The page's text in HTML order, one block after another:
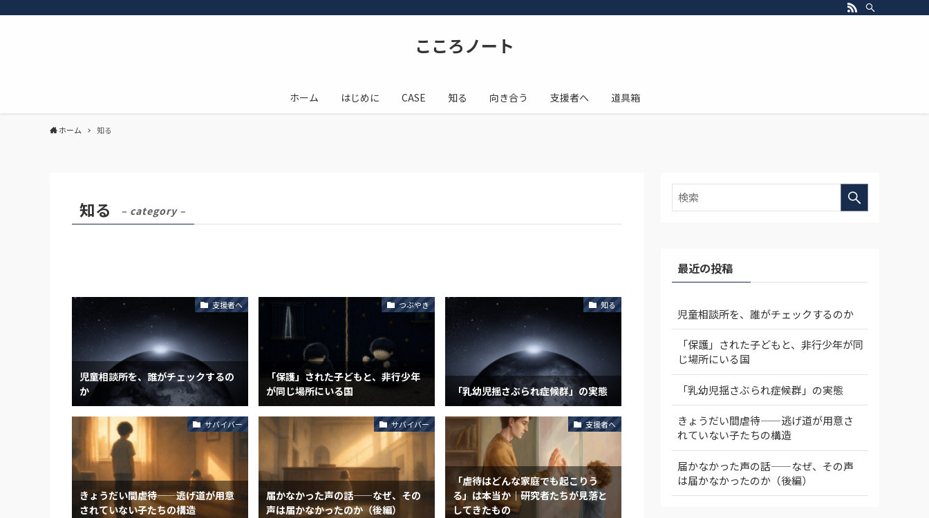
こころノート
ホーム はじめに CASE 知る 向き合う 支援者へ 道具箱
ホーム 知る
知る – category –
支援者へ
児童相談所を、誰がチェックするの
か
つぶやき
「保護」された子どもと、非行少年
が同じ場所にいる国
知る
「乳幼児揺さぶられ症候群」の実態
サバイバー
きょうだい間虐待——逃げ道が用意
されていない子たちの構造
サバイバー
届かなかった声の話——なぜ、その
声は届かなかったのか（後編）
支援者へ
「虐待はどんな家庭でも起こりう
る」は本当か｜研究者たちが見落と
してきたもの
最近の投稿
児童相談所を、誰がチェックするのか
「保護」された子どもと、非行少年が同
じ場所にいる国
「乳幼児揺さぶられ症候群」の実態
きょうだい間虐待——逃げ道が用意さ
れていない子たちの構造
届かなかった声の話——なぜ、その声
は届かなかったのか（後編）